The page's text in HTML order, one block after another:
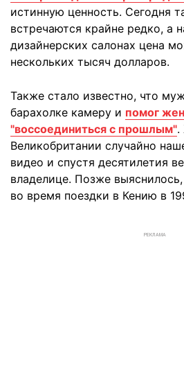
истинную ценность. Сегодня
встречаются крайне редко, а
дизайнерских салонах цена
нескольких тысяч долларов.
Также стало известно, что
барахолке камеру и помог
"воссоединиться с прошлым".
Великобритании случайно
видео и спустя десятилетия
владелице. Позже
во время поездки в Кению в
РЕКЛАМА